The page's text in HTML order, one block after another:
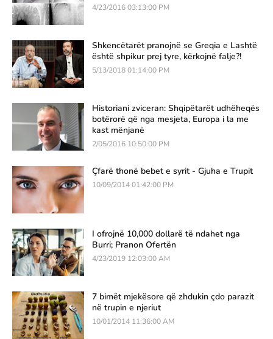
4/23/2016 03:13:00 PM
Shkencëtarët pranojnë se Greqia e Lashtë
është shpikur prej tyre, kërkojnë falje?!
5/13/2018 01:14:00 PM
Historiani zviceran: Shqipëtarët udhëheqës
botërorë që nga mesjeta, Europa i la me
kast mënjanë
2/05/2016 10:50:00 PM
Çfarë thonë bebet e syrit - Gjuha e Trupit
10/09/2014 01:42:00 PM
I ofrojnë 10,000 dollarë të ndahet nga
Burri; Pranon Ofertën
4/23/2019 12:03:00 AM
7 bimët mjekësore që zhdukin çdo parazit
në trupin e njeriut
10/01/2014 11:36:00 AM